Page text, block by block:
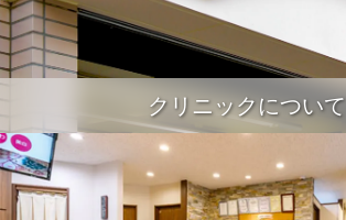
クリニックについて